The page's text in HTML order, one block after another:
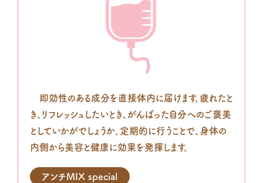
即効性のある成分を直接体内に届けます。疲れたと
き、リフレッシュしたいとき、がんばった自分へのご褒美
としていかがでしょうか。定期的に行うことで、身体の
内側から美容と健康に効果を発揮します。
アンチMIX special